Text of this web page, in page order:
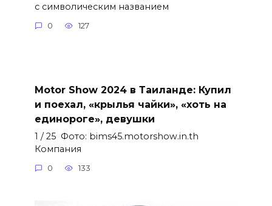
с символическим названием
0 127
Motor Show 2024 в Таиланде: Купил
и поехал, «крылья чайки», «хоть на
единороге», девушки
1 / 25 Фото: bims45.motorshow.in.th
Компания
0 133